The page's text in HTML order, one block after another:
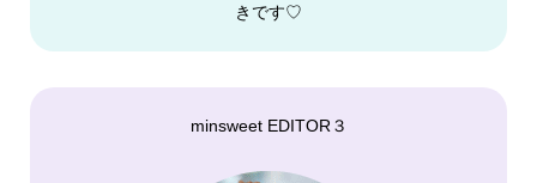
きです♡
minsweet EDITOR３